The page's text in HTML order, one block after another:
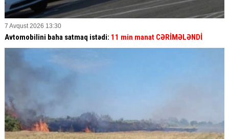
7 Avqust 2026 13:30
Avtomobilini baha satmaq istədi: 11 min manat CƏRİMƏLƏNDİ